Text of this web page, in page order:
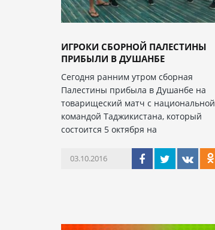
ИГРОКИ СБОРНОЙ ПАЛЕСТИНЫ
ПРИБЫЛИ В ДУШАНБЕ
Сегодня ранним утром сборная
Палестины прибыла в Душанбе на
товарищеский матч с национальной
командой Таджикистана, который
состоится 5 октября на
03.10.2016